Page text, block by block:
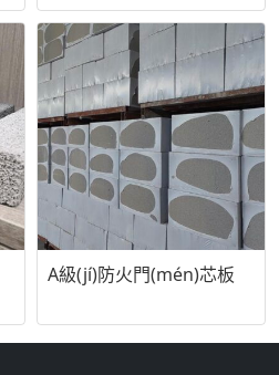
A級(jí)防火門(mén)芯板